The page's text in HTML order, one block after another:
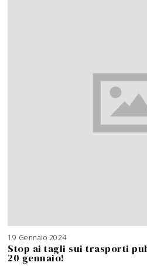
19 Gennaio 2024
Stop ai tagli sui trasporti
20 gennaio!